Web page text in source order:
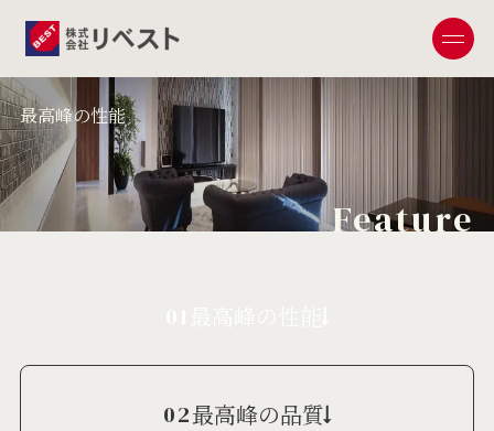
最高峰の性能
Feature
02最高峰の品質